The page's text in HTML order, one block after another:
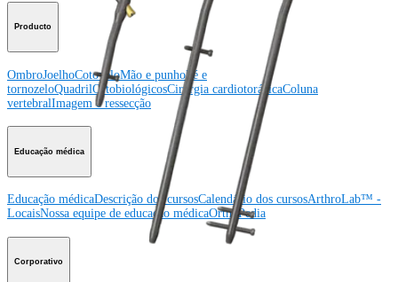
Producto
OmbroJoelhoCotoveloMão e punhoPé e
tornozeloQuadrilOrtobiológicosCirurgia cardiotorácicaColuna
vertebralImagem e ressecção
Educação médica
Educação médicaDescrição dos cursosCalendário dos cursosArthroLab™ -
LocaisNossa equipe de educação médicaOrthoPedia
Corporativo